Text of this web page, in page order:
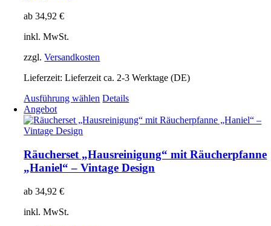
ab34,92€
inkl. MwSt.
zzgl.Versandkosten
Lieferzeit:Lieferzeit ca. 2-3 Werktage (DE)
Ausführung wählen Dieses
weist
auf.
Die
Optionen
Details
Angebot
Räucherset „Hausreinigung“ mit Räucherpfanne
„Haniel“ – Vintage Design
ab34,92€
inkl. MwSt.